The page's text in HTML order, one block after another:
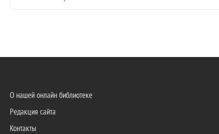
О нашей онлайн библиотеке
Редакция сайта
Контакты